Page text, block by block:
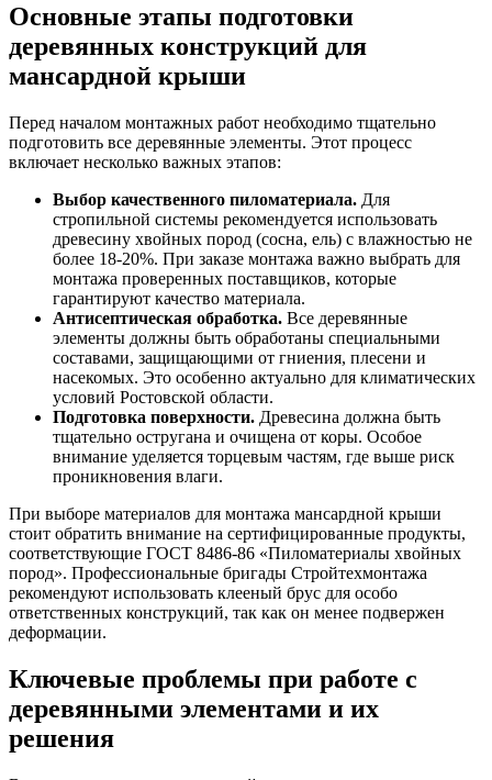
Основные этапы подготовки
деревянных конструкций для
мансардной крыши
Перед началом монтажных работ необходимо тщательно
подготовить все деревянные элементы. Этот процесс
включает несколько важных этапов:
Выбор качественного пиломатериала. Для
стропильной системы рекомендуется использовать
древесину хвойных пород (сосна, ель) с влажностью не
более 18-20%. При заказе монтажа важно выбрать для
монтажа проверенных поставщиков, которые
гарантируют качество материала.
Антисептическая обработка. Все деревянные
элементы должны быть обработаны специальными
составами, защищающими от гниения, плесени и
насекомых. Это особенно актуально для климатических
условий Ростовской области.
Подготовка поверхности. Древесина должна быть
тщательно остругана и очищена от коры. Особое
внимание уделяется торцевым частям, где выше риск
проникновения влаги.
При выборе материалов для монтажа мансардной крыши
стоит обратить внимание на сертифицированные продукты,
соответствующие ГОСТ 8486-86 «Пиломатериалы хвойных
пород». Профессиональные бригады Стройтехмонтажа
рекомендуют использовать клееный брус для особо
ответственных конструкций, так как он менее подвержен
деформации.
Ключевые проблемы при работе с
деревянными элементами и их
решения